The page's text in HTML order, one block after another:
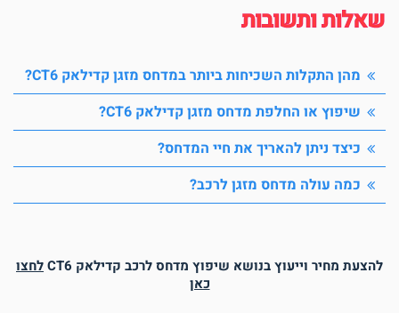
ותשובות
מהן התקלות השכיחות ביותר במדחס מזגן קדילאק CT6?
שיפוץ או החלפת מדחס מזגן קדילאק CT6?
כיצד ניתן להאריך את חיי המדחס?
כמה עולה מדחס מזגן לרכב?
להצעת מחיר וייעוץ בנושא שיפוץ מדחס לרכב קדילאק CT6
לחצו
כאן